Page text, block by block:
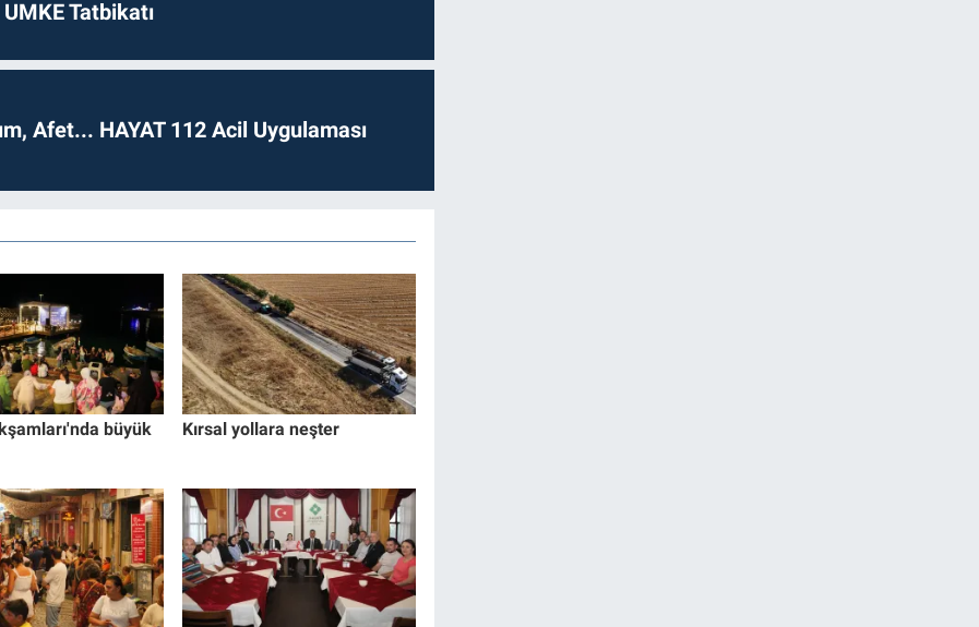
Tatbikatı
Afet... HAYAT 112 Acil Uygulaması
büyük
Kırsal yollara neşter